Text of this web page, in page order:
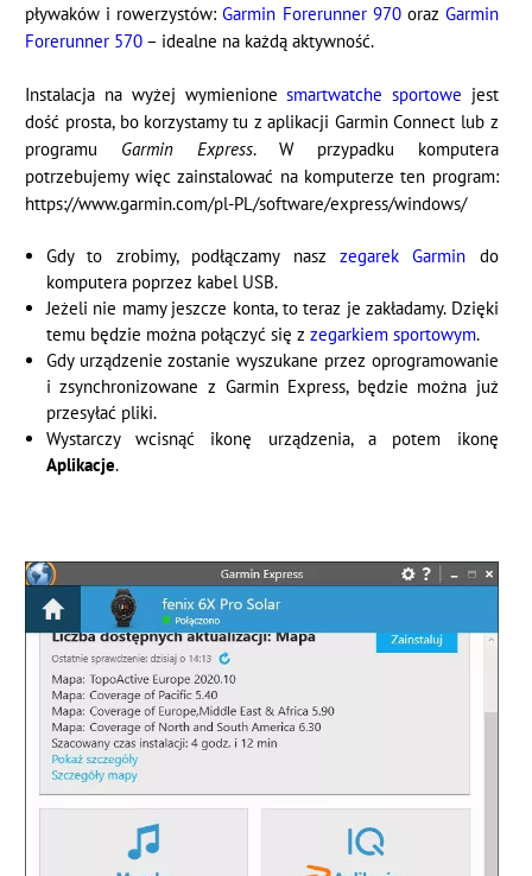
pływaków i rowerzystów:Garmin Forerunner 970oraz Garmin
Forerunner 570 – idealne na każdą aktywność.
Instalacja na wyżej wymienionesmartwatche sportowe jest
dość prosta, bo korzystamy tu z aplikacji Garmin Connect lub z
programu Garmin Express. W przypadku komputera
potrzebujemy więc zainstalować na komputerze ten program:
https://www.garmin.com/pl-PL/software/express/windows/
Gdy to zrobimy, podłączamy nasz zegarek Garmin do
komputera poprzez kabel USB.
Jeżeli nie mamy jeszcze konta, to teraz je zakładamy. Dzięki
temu będzie można połączyć się z zegarkiem sportowym.
Gdy urządzenie zostanie wyszukane przez oprogramowanie
i zsynchronizowane z Garmin Express, będzie można już
przesyłać pliki.
Wystarczy wcisnąć ikonę urządzenia, a potem ikonę
Aplikacje.